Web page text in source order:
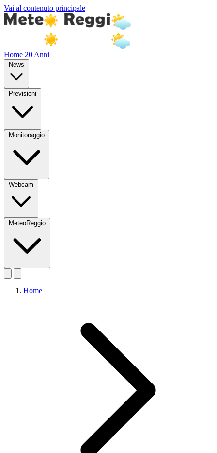
Vai al contenuto principale
Home 20 Anni
News
Previsioni
Monitoraggio
Webcam
MeteoReggio
Home